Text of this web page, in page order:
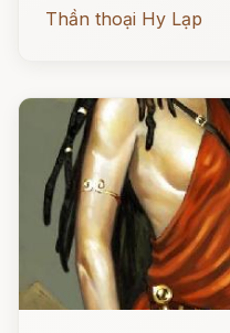
Thần thoại Hy Lạp